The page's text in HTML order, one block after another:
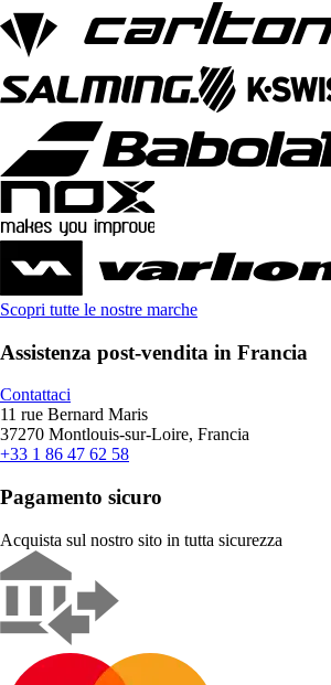
Scopri tutte le nostre marche
Assistenza post-vendita in Francia
Contattaci
11 rue Bernard Maris
37270 Montlouis-sur-Loire, Francia
+33 1 86 47 62 58
Pagamento sicuro
Acquista sul nostro sito in tutta sicurezza